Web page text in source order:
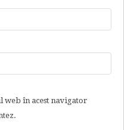
web în acest navigator